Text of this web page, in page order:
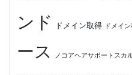
ンド
ドメイン取得 ドメイ
ース
ノコアヘアサポートスカ